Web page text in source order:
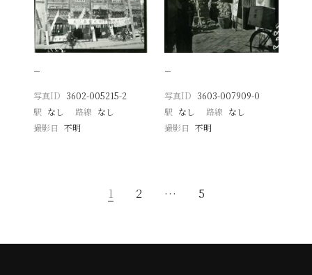
−
写真ID 3602-005215-2
駅 なし 路線 なし
撮影日
不明
−
写真ID 3603-007909-0
駅 なし 路線 なし
撮影日 不明
1 2 … 5